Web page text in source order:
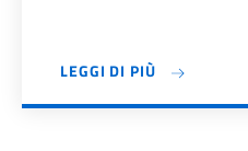
LEGGI DI PIÙ